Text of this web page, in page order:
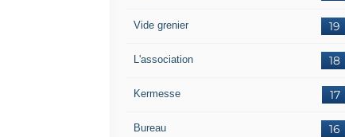
19
Vide grenier
18
L'association
17
Kermesse
16
Bureau